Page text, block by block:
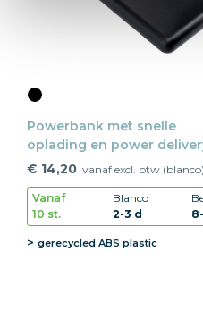
Powerbank met snelle
oplading en power
REEVES-PULSEXPRESS 10
€ 14,20 vanaf excl. btw (blanco)
Vanaf
10 st.
Blanco
2-3 d
gerecycled ABS plastic